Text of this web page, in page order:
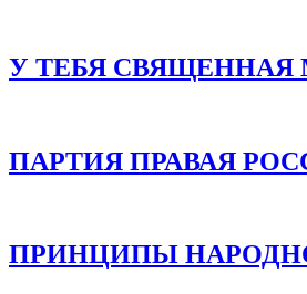
У ТЕБЯ СВЯЩЕННАЯ
ПАРТИЯ ПРАВАЯ
ПРИНЦИПЫ